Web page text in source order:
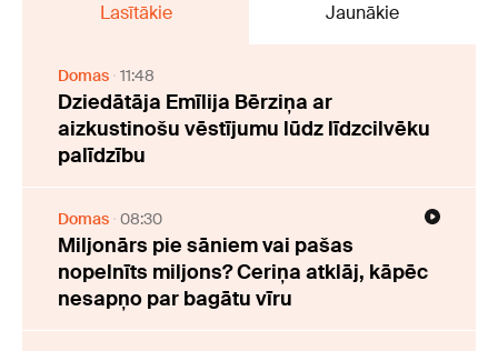
Lasītākie Jaunākie
Domas 11:48
Dziedātāja Emīlija Bērziņa ar
aizkustinošu vēstījumu lūdz līdzcilvēku
palīdzību
Domas 08:30
Miljonārs pie sāniem vai pašas
nopelnīts miljons? Ceriņa atklāj, kāpēc
nesapņo par bagātu vīru